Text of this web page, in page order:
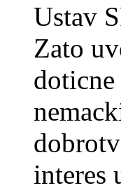
Ustav
Zato
interes